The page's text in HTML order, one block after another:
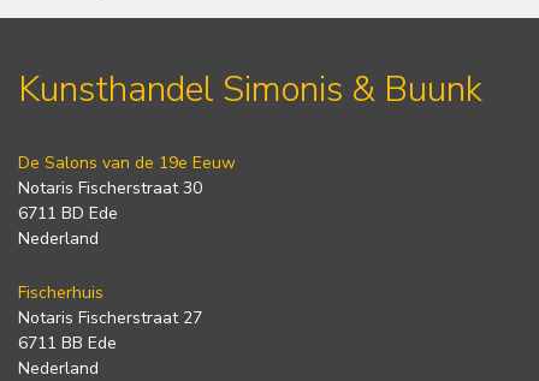
Kunsthandel Simonis & Buunk
De Salons van de 19e Eeuw
Notaris Fischerstraat 30
6711 BD Ede
Nederland
Fischerhuis
Notaris Fischerstraat 27
6711 BB Ede
Nederland